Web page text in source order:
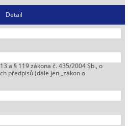
Detail
a § 119 zákona č. 435/2004 Sb., o
předpisů (dále jen „zákon o